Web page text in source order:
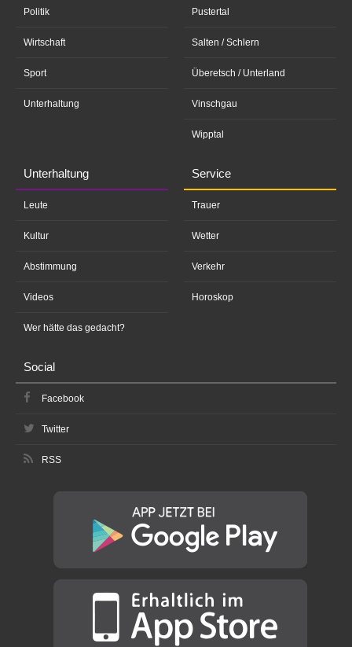
Politik
Wirtschaft
Sport
Unterhaltung
Pustertal
Salten / Schlern
Überetsch / Unterland
Vinschgau
Wipptal
Unterhaltung
Leute
Kultur
Abstimmung
Videos
Wer hätte das gedacht?
Service
Trauer
Wetter
Verkehr
Horoskop
Social
Facebook
Twitter
RSS